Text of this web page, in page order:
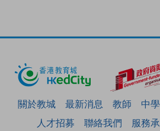
關於教城 最新消息 教師 中
人才招募
聯絡我們 服務